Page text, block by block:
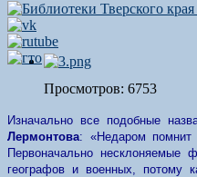
Просмотров: 6753
Изначально все подобные
Лермонтова: «Недаром помнит
Первоначально
географов и военных, потому